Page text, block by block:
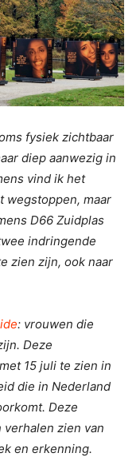
fysiek zichtbaar
diep aanwezig in
vind ik het
wegstoppen, maar
D66 Zuidplas
indringende
zien zijn, ook naar
: vrouwen die
Deze
15 juli te zien in
die in Nederland
Deze
zien van
en erkenning.